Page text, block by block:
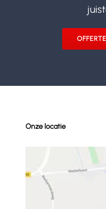
Onze locatie